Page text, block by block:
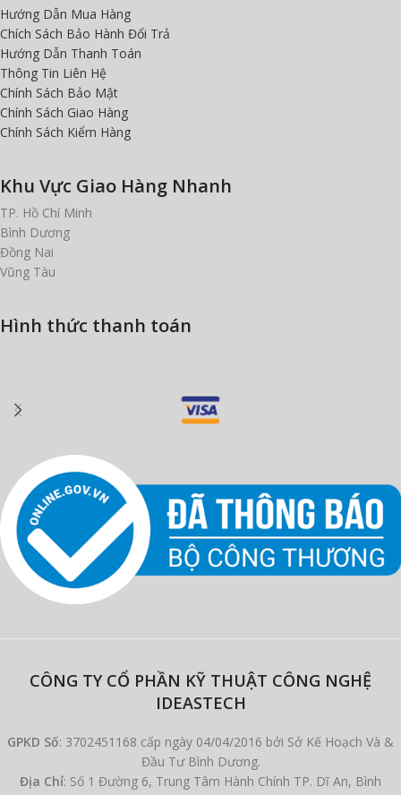
Hướng Dẫn Mua Hàng
Chích Sách Bảo Hành Đổi Trả
Hướng Dẫn Thanh Toán
Thông Tin Liên Hệ
Chính Sách Bảo Mật
Chính Sách Giao Hàng
Chính Sách Kiểm Hàng
Khu Vực Giao Hàng Nhanh
TP. Hồ Chí Minh
Bình Dương
Đồng Nai
Vũng Tàu
Hình thức thanh toán
CÔNG TY CỔ PHẦN KỸ THUẬT CÔNG NGHỆ
IDEASTECH
GPKD Số: 3702451168 cấp ngày 04/04/2016 bởi Sở Kế Hoạch Và &
Đầu Tư Bình Dương.
Địa Chỉ: Số 1 Đường 6, Trung Tâm Hành Chính TP. Dĩ An, Bình